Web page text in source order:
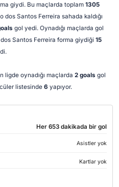
giydi. Bu maçlarda toplam 1305
dos Santos Ferreira sahada kaldığı
gol yedi. Oynadığı maçlarda gol
Santos Ferreira forma giydiği 15
ligde oynadığı maçlarda 2 goals gol
listesinde 6 yapıyor.
Her 653 dakikada bir gol
Asistler yok
Kartlar yok